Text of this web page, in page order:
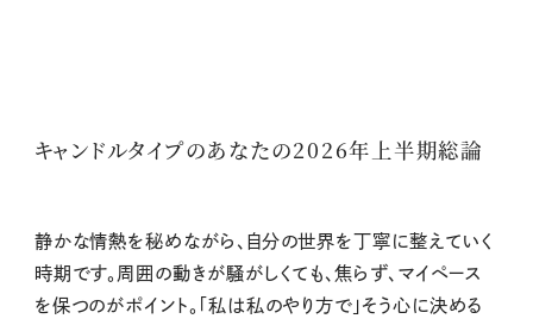
キャンドルタイプのあなたの2026年上半期総論
静かな情熱を秘めながら、自分の世界を丁寧に整えていく
時期です。周囲の動きが騒がしくても、焦らず、マイペース
を保つのがポイント。「私は私のやり方で」そう心に決める